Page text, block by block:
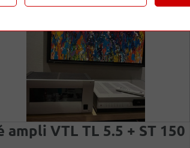
ampli VTL TL 5.5 + ST 150